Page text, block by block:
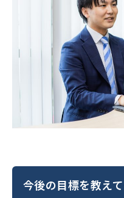
今後の目標を教えて